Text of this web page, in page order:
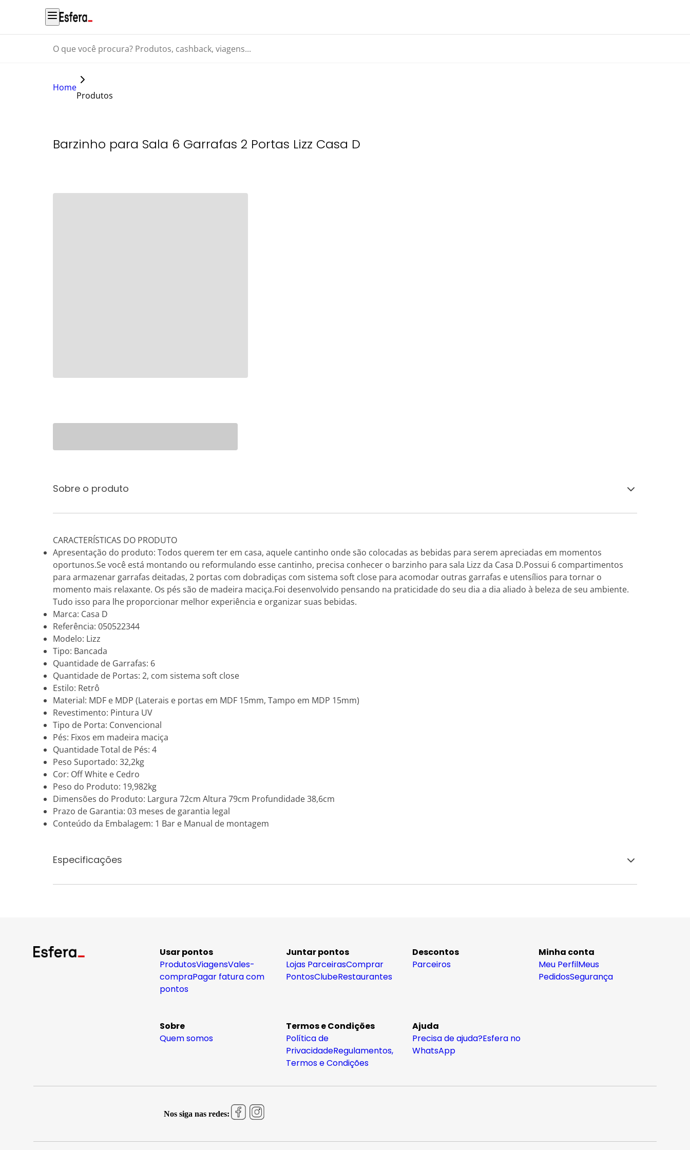
O que você procura? Produtos, cashback, viagens...
Home
Produtos
Barzinho para Sala 6 Garrafas 2 Portas Lizz Casa D
Sobre o produto
CARACTERÍSTICAS DO PRODUTO
Apresentação do produto: Todos querem ter em casa, aquele cantinho onde são colocadas as bebidas para serem apreciadas em momentos
oportunos.Se você está montando ou reformulando esse cantinho, precisa conhecer o barzinho para sala Lizz da Casa D.Possui 6 compartimentos
para armazenar garrafas deitadas, 2 portas com dobradiças com sistema soft close para acomodar outras garrafas e utensílios para tornar o
momento mais relaxante. Os pés são de madeira maciça.Foi desenvolvido pensando na praticidade do seu dia a dia aliado à beleza de seu ambiente.
Tudo isso para lhe proporcionar melhor experiência e organizar suas bebidas.
Marca: Casa D
Referência: 050522344
Modelo: Lizz
Tipo: Bancada
Quantidade de Garrafas: 6
Quantidade de Portas: 2, com sistema soft close
Estilo: Retrô
Material: MDF e MDP (Laterais e portas em MDF 15mm, Tampo em MDP 15mm)
Revestimento: Pintura UV
Tipo de Porta: Convencional
Pés: Fixos em madeira maciça
Quantidade Total de Pés: 4
Peso Suportado: 32,2kg
Cor: Off White e Cedro
Peso do Produto: 19,982kg
Dimensões do Produto: Largura 72cm Altura 79cm Profundidade 38,6cm
Prazo de Garantia: 03 meses de garantia legal
Conteúdo da Embalagem: 1 Bar e Manual de montagem
Especificações
Usar pontos
ProdutosViagensVales-
compraPagar fatura com
pontos
Juntar pontos
Lojas ParceirasComprar
PontosClubeRestaurantes
Descontos
Parceiros
Minha conta
Meu PerfilMeus
PedidosSegurança
Sobre
Quem somos
Termos e Condições
Política de
PrivacidadeRegulamentos,
Termos e Condições
Ajuda
Precisa de ajuda?Esfera no
WhatsApp
Nos siga nas redes: